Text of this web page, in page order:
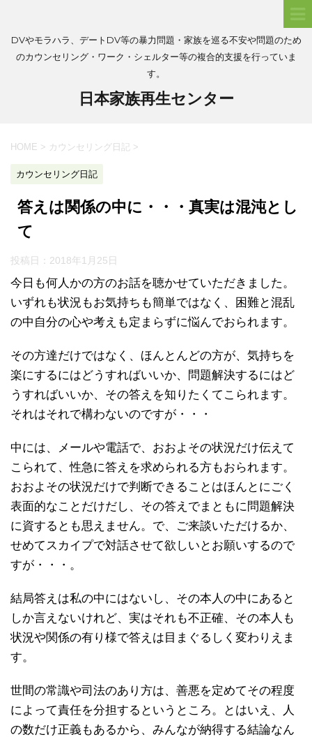
DVやモラハラ、デートDV等の暴力問題・家族を巡る不安や問題のため
のカウンセリング・ワーク・シェルター等の複合的支援を行っていま
す。
日本家族再生センター
HOME > カウンセリング日記 >
カウンセリング日記
答えは関係の中に・・・真実は混沌とし
て
投稿日： 2018年1月25日
今日も何人かの方のお話を聴かせていただきました。
いずれも状況もお気持ちも簡単ではなく、困難と混乱
の中自分の心や考えも定まらずに悩んでおられます。
その方達だけではなく、ほんとんどの方が、気持ちを
楽にするにはどうすればいいか、問題解決するにはど
うすればいいか、その答えを知りたくてこられます。
それはそれで構わないのですが・・・
中には、メールや電話で、おおよその状況だけ伝えて
こられて、性急に答えを求められる方もおられます。
おおよその状況だけで判断できることはほんとにごく
表面的なことだけだし、その答えでまともに問題解決
に資するとも思えません。で、ご来談いただけるか、
せめてスカイプで対話させて欲しいとお願いするので
すが・・・。
結局答えは私の中にはないし、その本人の中にあると
しか言えないけれど、実はそれも不正確、その本人も
状況や関係の有り様で答えは目まぐるしく変わりえま
す。
世間の常識や司法のあり方は、善悪を定めてその程度
によって責任を分担するというところ。とはいえ、人
の数だけ正義もあるから、みんなが納得する結論なん